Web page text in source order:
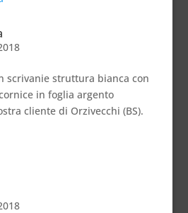
scrivanie struttura bianca con
in foglia argento
cliente di Orzivecchi (BS).